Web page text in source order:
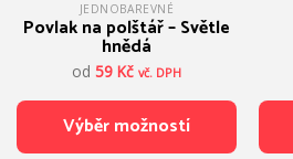
JEDNOBAREVNÉ
Povlak na polštář – Světle
hnědá
od 59 Kč vč. DPH
Výběr možností